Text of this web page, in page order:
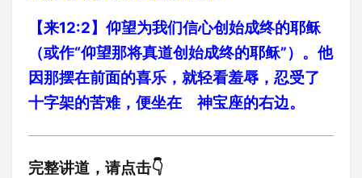
【来12:2】仰望为我们信心创始成终的耶稣
（或作“仰望那将真道创始成终的耶稣”）。他
因那摆在前面的喜乐，就轻看羞辱，忍受了
十字架的苦难，便坐在 神宝座的右边。
完整讲道，请点击👇